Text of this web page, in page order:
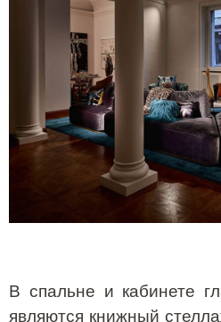
В спальне и кабинете
являются книжный